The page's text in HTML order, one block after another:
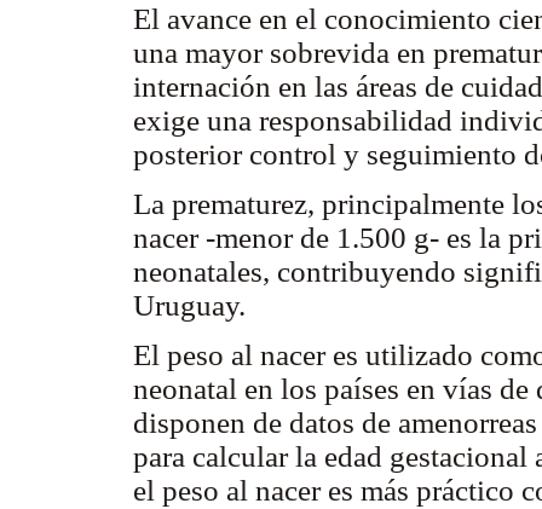
El avance en el conocimiento
una mayor sobrevida en
internación en las áreas de
exige una responsabilidad
posterior control y seguimiento
La prematurez, principalmente
nacer -menor de 1.500 g- es la
neonatales, contribuyendo
Uruguay.
El peso al nacer es utilizado
neonatal en los países en vías
disponen de datos de
para calcular la edad gestacional
el peso al nacer es más práctico